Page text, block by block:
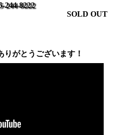
8222
SOLD OUT
りがとうございます！